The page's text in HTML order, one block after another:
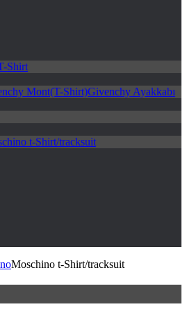
Shirt
Mont(T-Shirt)Givenchy Ayakkabı
t-Shirt/tracksuit
Moschino t-Shirt/tracksuit